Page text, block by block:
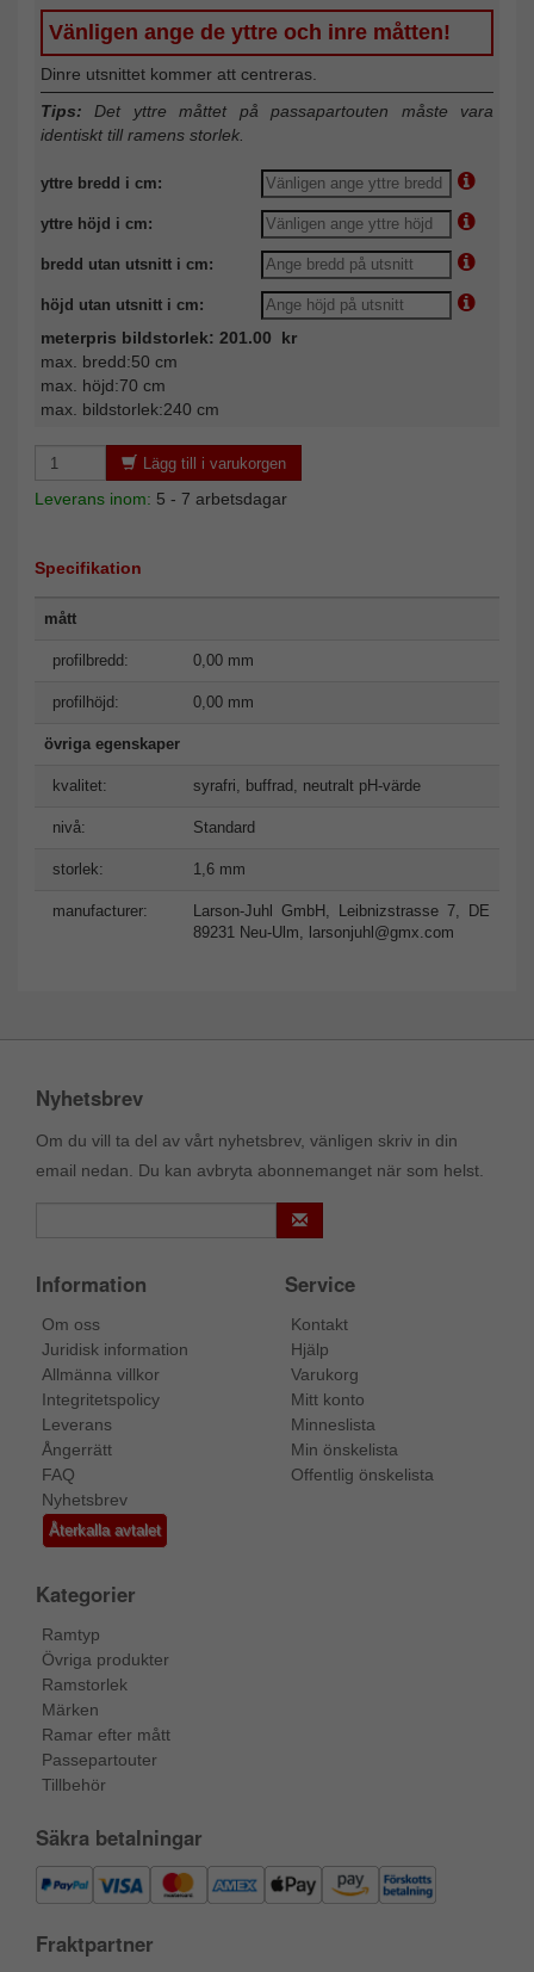
Vänligen ange de yttre och inre måtten!
Dinre utsnittet kommer att centreras.
Tips: Det yttre måttet på passapartouten måste vara
identiskt till ramens storlek.
yttre bredd i cm:
yttre höjd i cm:
bredd utan utsnitt i cm:
höjd utan utsnitt i cm:
meterpris bildstorlek: 201.00 kr
max. bredd:50 cm
max. höjd:70 cm
max. bildstorlek:240 cm
Lägg till i varukorgen
Leverans inom: 5 - 7 arbetsdagar
Specifikation
mått
profilbredd: 0,00 mm
profilhöjd: 0,00 mm
övriga egenskaper
kvalitet: syrafri, buffrad, neutralt pH-värde
nivå: Standard
storlek: 1,6 mm
manufacturer:
Larson-Juhl GmbH, Leibnizstrasse 7, DE
89231 Neu-Ulm, larsonjuhl@gmx.com
Nyhetsbrev
Om du vill ta del av vårt nyhetsbrev, vänligen skriv in din
email nedan. Du kan avbryta abonnemanget när som helst.
Information
Om oss
Juridisk information
Allmänna villkor
Integritetspolicy
Leverans
Ångerrätt
FAQ
Nyhetsbrev
Återkalla avtalet
Service
Kontakt
Hjälp
Varukorg
Mitt konto
Minneslista
Min önskelista
Offentlig önskelista
Kategorier
Ramtyp
Övriga produkter
Ramstorlek
Märken
Ramar efter mått
Passepartouter
Tillbehör
Säkra betalningar
Fraktpartner